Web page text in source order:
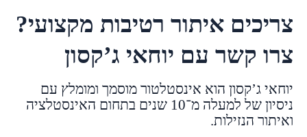
צריכים איתור רטיבות מקצועי?
צרו קשר עם יוחאי ג’קסון
יוחאי ג’קסון הוא אינסטלטור מוסמך ומומלץ עם
ניסיון של למעלה מ־10 שנים בתחום האינסטלציה
ואיתור הנזילות.